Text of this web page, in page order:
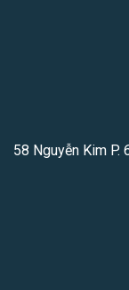
58 Nguyễn Kim P.